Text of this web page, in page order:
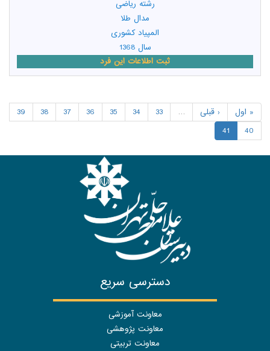
رشته ریاضی
مدال طلا
المپیاد کشوری
سال 1368
ثبت اطلاعات این فرد
« اول ‹ قبلی …
33
34
35
36
37
38
39
40
41
دسترسی سریع
معاونت آموزشی
معاونت پژوهشی
معاونت تربیتی